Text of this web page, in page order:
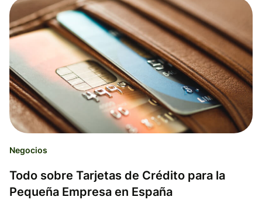
Negocios
Todo sobre Tarjetas de Crédito para la
Pequeña Empresa en España